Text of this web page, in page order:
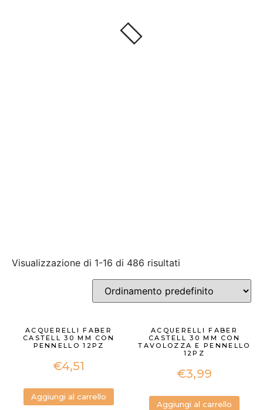
Visualizzazione di 1-16 di 486 risultati
ACQUERELLI FABER
CASTELL 30 MM CON
PENNELLO 12PZ
€4,51
Aggiungi al carrello
ACQUERELLI FABER
CASTELL 30 MM CON
TAVOLOZZA E PENNELLO
12PZ
€3,99
Aggiungi al carrello